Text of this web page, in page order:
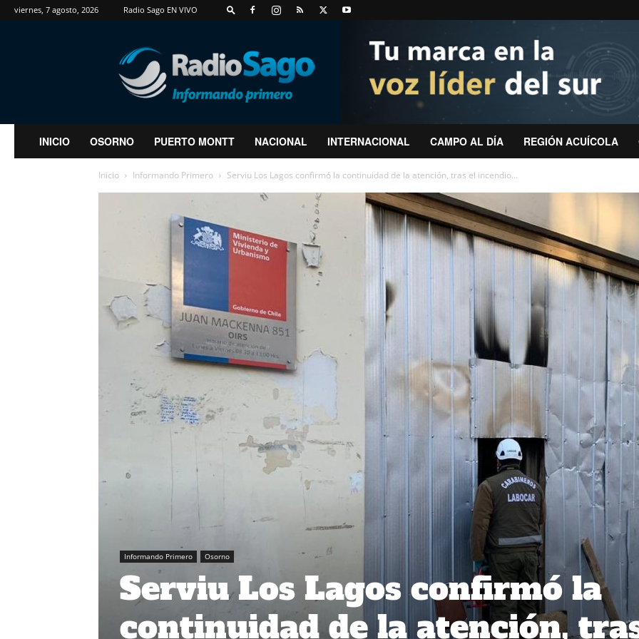
viernes, 7 agosto, 2026 Radio Sago EN VIVO
RadioSago
INICIO OSORNO PUERTO MONTT NACIONAL INTERNACIONAL CAMPO AL DÍA REGIÓN ACUÍCOLA
Inicio Informando Primero Serviu Los Lagos confirmó la continuidad de la atención, tras el incendio...
Informando Primero Osorno
Serviu Los Lagos confirmó la
continuidad de la atención,